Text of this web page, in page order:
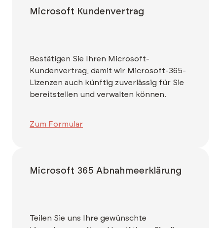
Microsoft Kundenvertrag
Bestätigen Sie Ihren Microsoft-
Kundenvertrag, damit wir Microsoft-365-
Lizenzen auch künftig zuverlässig für Sie
bereitstellen und verwalten können.
Zum Formular
Microsoft 365 Abnahmeerklärung
Teilen Sie uns Ihre gewünschte